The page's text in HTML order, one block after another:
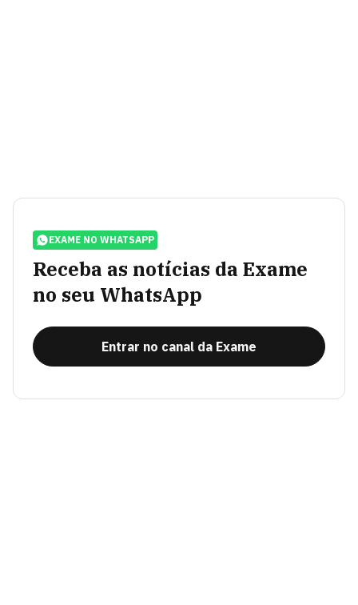
EXAME NO WHATSAPP
Receba as notícias da Exame
no seu WhatsApp
Entrar no canal da Exame